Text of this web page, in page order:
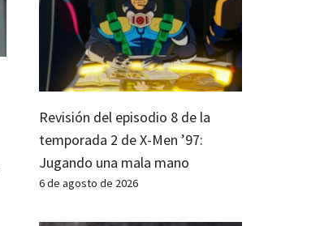
Revisión del episodio 8 de la
temporada 2 de X-Men ’97:
Jugando una mala mano
6 de agosto de 2026